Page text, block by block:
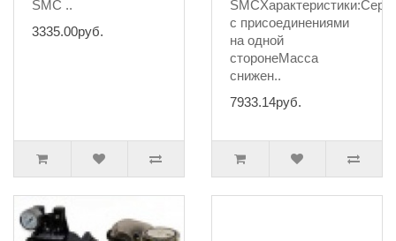
SMC ..
3335.00руб.
с присоединениями
на одной
сторонеМасса
снижен..
7933.14руб.